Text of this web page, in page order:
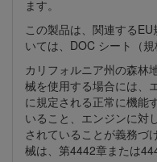
ます。
この製品は、関連する
いては、DOC シート（
カリフォルニア州の森林
械を使用する場合には、
に規定される正常に機能
いること、エンジンに対
されていることが義務づ
械は、第4442章または